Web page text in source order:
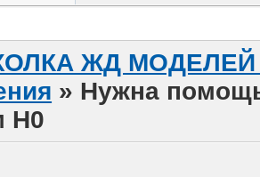
ЖД МОДЕЛЕЙ
» Нужна
Н0